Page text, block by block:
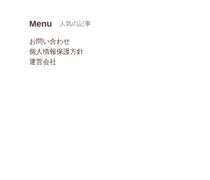
Menu
お問い合わせ
個人情報保護方針
運営会社